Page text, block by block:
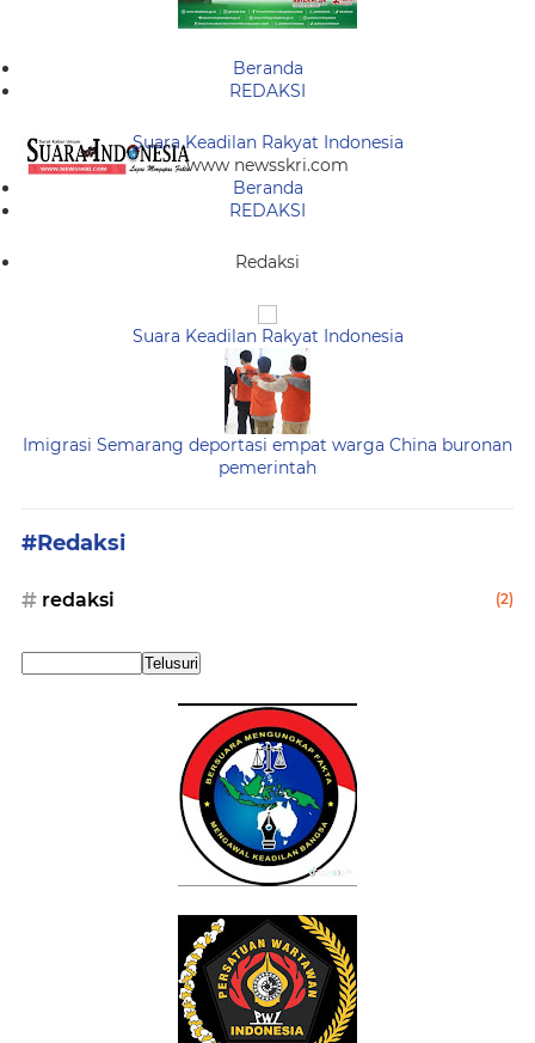
Beranda
REDAKSI
Suara Keadilan Rakyat Indonesia
www newsskri.com
Beranda
REDAKSI
Redaksi
Suara Keadilan Rakyat Indonesia
Imigrasi Semarang deportasi empat warga China buronan
pemerintah
#Redaksi
redaksi (2)